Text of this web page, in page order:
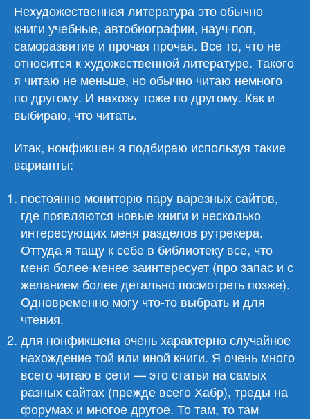
Нехудожественная литература это обычно
книги учебные, автобиографии, науч-поп,
саморазвитие и прочая прочая. Все то, что не
относится к художественной литературе. Такого
я читаю не меньше, но обычно читаю немного
по другому. И нахожу тоже по другому. Как и
выбираю, что читать.
Итак, нонфикшен я подбираю используя такие
варианты:
постоянно мониторю пару варезных сайтов,
где появляются новые книги и несколько
интересующих меня разделов рутрекера.
Оттуда я тащу к себе в библиотеку все, что
меня более-менее заинтересует (про запас и с
желанием более детально посмотреть позже).
Одновременно могу что-то выбрать и для
чтения.
для нонфикшена очень характерно случайное
нахождение той или иной книги. Я очень много
всего читаю в сети — это статьи на самых
разных сайтах (прежде всего Хабр), треды на
форумах и многое другое. То там, то там